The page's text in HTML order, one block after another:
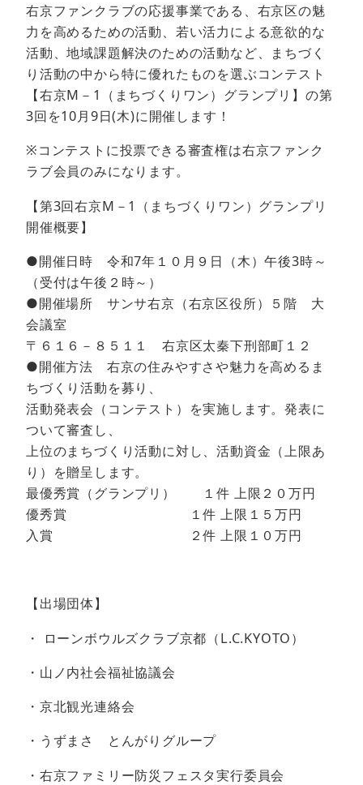
右京ファンクラブの応援事業である、右京区の魅
力を高めるための活動、若い活力による意欲的な
活動、地域課題解決のための活動など、まちづく
り活動の中から特に優れたものを選ぶコンテスト
【右京M－1（まちづくりワン）グランプリ】の第
3回を10月9日(木)に開催します！
※コンテストに投票できる審査権は右京ファンク
ラブ会員のみになります。
【第3回右京M－1（まちづくりワン）グランプリ
開催概要】
●開催日時 令和7年１０月９日（木）午後3時～
（受付は午後２時～）
●開催場所 サンサ右京（右京区役所）５階 大
会議室
〒６１６－８５１１ 右京区太秦下刑部町１２
●開催方法 右京の住みやすさや魅力を高めるま
ちづくり活動を募り、
活動発表会（コンテスト）を実施します。発表に
ついて審査し、
上位のまちづくり活動に対し、活動資金（上限あ
り）を贈呈します。
最優秀賞（グランプリ） １件 上限２０万円
優秀賞 １件 上限１５万円
入賞 ２件 上限１０万円
【出場団体】
・ ローンボウルズクラブ京都（L.C.KYOTO）
・山ノ内社会福祉協議会
・京北観光連絡会
・うずまさ とんがりグループ
・右京ファミリー防災フェスタ実行委員会